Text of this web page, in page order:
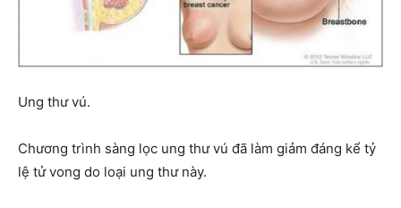
Ung thư vú.
Chương trình sàng lọc ung thư vú đã làm giảm đáng kể tỷ
lệ tử vong do loại ung thư này.